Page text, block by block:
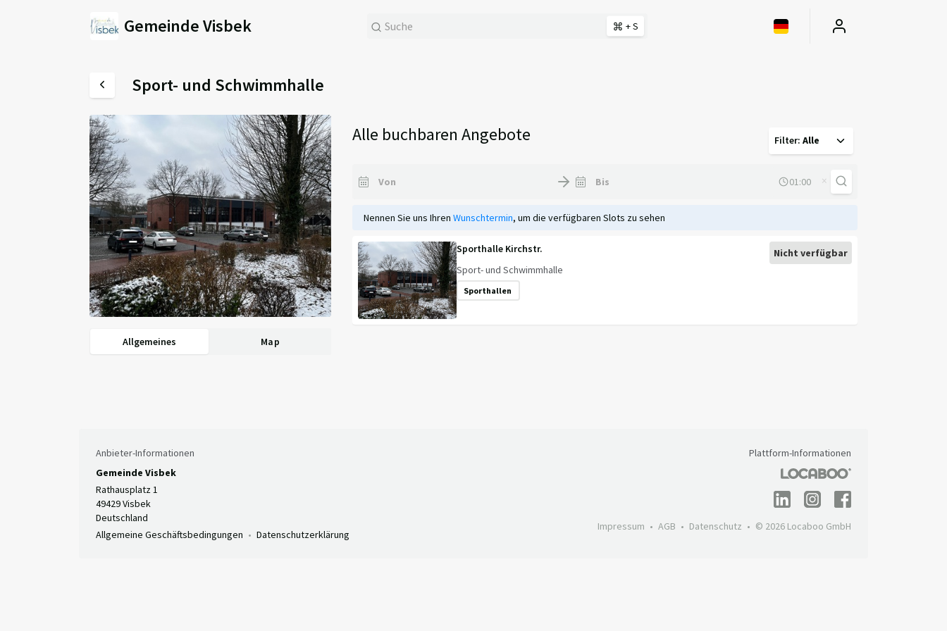
Gemeinde Visbek + S
Sport- und Schwimmhalle
Allgemeines Map
Alle buchbaren Angebote Filter: Alle
×
Nennen Sie uns IhrenWunschtermin, um die verfügbaren Slots zu sehen
Sporthalle Kirchstr.
Sport- und Schwimmhalle
Sporthallen
Nicht verfügbar
Anbieter-Informationen
Gemeinde Visbek
Rathausplatz 1
49429 Visbek
Deutschland
Allgemeine Geschäftsbedingungen
Datenschutzerklärung
Plattform-Informationen
Impressum AGB Datenschutz © 2026 Locaboo GmbH